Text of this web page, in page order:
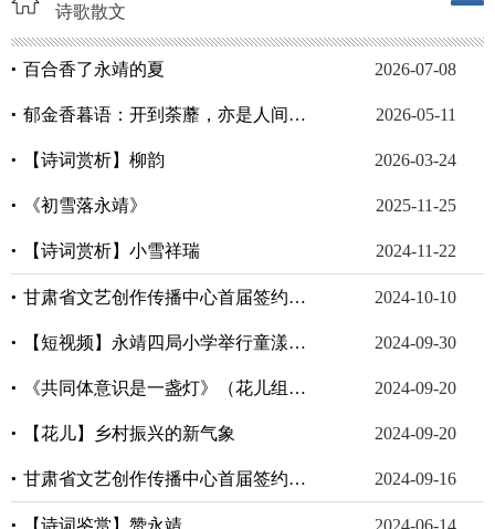
诗歌散文
百合香了永靖的夏 2026-07-08
郁金香暮语：开到荼蘼，亦是人间好时节 2026-05-11
【诗词赏析】柳韵 2026-03-24
《初雪落永靖》 2025-11-25
【诗词赏析】小雪祥瑞 2024-11-22
甘肃省文艺创作传播中心首届签约作家永靖采风作品 2024-10-10
【短视频】永靖四局小学举行童漾精彩 我与祖国共成长 国庆节经典诵读比赛 2024-09-30
《共同体意识是一盏灯》（花儿组诗）——临夏州第二届“石榴杯”铸牢中华民族共同体意识主题征文成人组一等奖作品 2024-09-20
【花儿】乡村振兴的新气象 2024-09-20
甘肃省文艺创作传播中心首届签约作家永靖采风作品（六） 2024-09-16
【诗词鉴赏】赞永靖 2024-06-14